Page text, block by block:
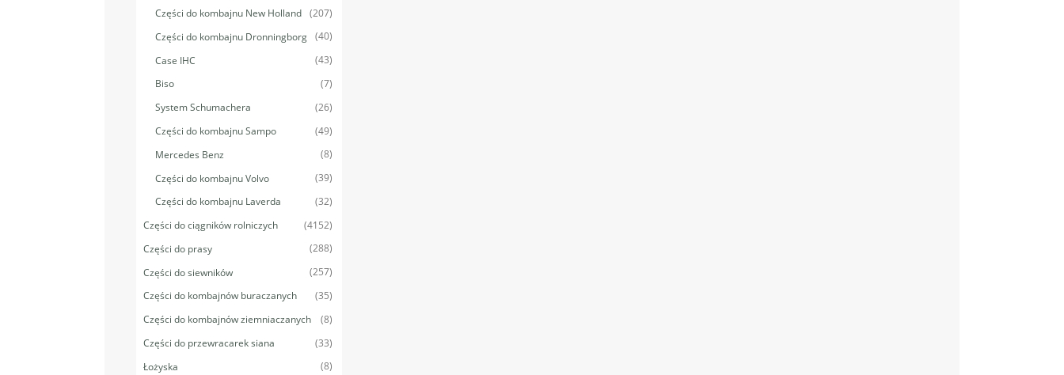
Części do kombajnu New Holland (207)
Części do kombajnu Dronningborg (40)
Case IHC
(43)
Biso
(7)
System Schumachera
(26)
Części do kombajnu Sampo
(49)
Mercedes Benz
(8)
Części do kombajnu Volvo
(39)
Części do kombajnu Laverda
(32)
Części do ciągników rolniczych
(4152)
Części do prasy
(288)
Części do siewników
(257)
Części do kombajnów buraczanych
(35)
Części do kombajnów ziemniaczanych
(8)
Części do przewracarek siana
(33)
Łożyska
(8)